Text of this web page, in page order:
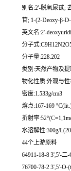
别名:2'-脱氧尿甙;
苷; 1-(2-Deoxy-β-
英文名:2'-
分子式
分子量:228.202
类别:天然产物及
物化性质:外观与
密度:1.533g/cm3
熔点:167-169
折射率
水溶解性:300g/
44个上游原料
64911-18-8 3',5'-
76700-78-2 3',5'-O-